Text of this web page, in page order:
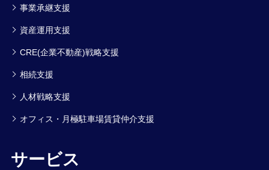
事業承継支援
資産運用支援
CRE(企業不動産)戦略支援
相続支援
人材戦略支援
オフィス・月極駐車場賃貸仲介支援
サービス